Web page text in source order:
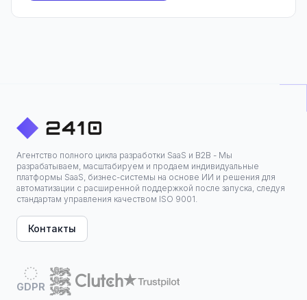
Агентство полного цикла разработки SaaS и B2B - Мы
разрабатываем, масштабируем и продаем индивидуальные
платформы SaaS, бизнес-системы на основе ИИ и решения для
автоматизации с расширенной поддержкой после запуска, следуя
стандартам управления качеством ISO 9001.
Контакты
GDPR